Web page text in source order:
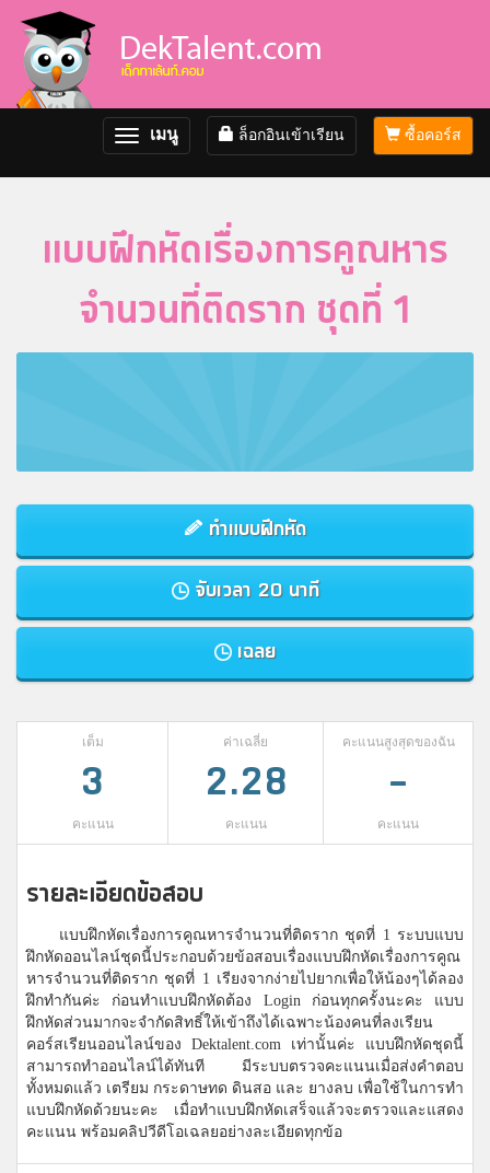
ซื้อคอร์ส
ล็อกอินเข้าเรียน
Toggle
navigation
เมนู
แบบฝึกหัดเรื่องการคูณหาร
จำนวนที่ติดราก ชุดที่ 1
ทำแบบฝึกหัด
จับเวลา 20 นาที
เฉลย
เต็ม
3
คะแนน
ค่าเฉลี่ย
2.28
คะแนน
คะแนนสูงสุดของฉัน
-
คะแนน
รายละเอียดข้อสอบ
แบบฝึกหัดเรื่องการคูณหารจำนวนที่ติดราก ชุดที่ 1 ระบบแบบ
ฝึกหัดออนไลน์ชุดนี้ประกอบด้วยข้อสอบเรื่องแบบฝึกหัดเรื่องการคูณ
หารจำนวนที่ติดราก ชุดที่ 1 เรียงจากง่ายไปยากเพื่อให้น้องๆได้ลอง
ฝึกทำกันค่ะ ก่อนทำแบบฝึกหัดต้อง Login ก่อนทุกครั้งนะคะ แบบ
ฝึกหัดส่วนมากจะจำกัดสิทธิ์ให้เข้าถึงได้เฉพาะน้องคนที่ลงเรียน
คอร์สเรียนออนไลน์ของ Dektalent.com เท่านั้นค่ะ แบบฝึกหัดชุดนี้
สามารถทำออนไลน์ได้ทันที มีระบบตรวจคะแนนเมื่อส่งคำตอบ
ทั้งหมดแล้ว เตรียม กระดาษทด ดินสอ และ ยางลบ เพื่อใช้ในการทำ
แบบฝึกหัดด้วยนะคะ เมื่อทำแบบฝึกหัดเสร็จแล้วจะตรวจและแสดง
คะแนน พร้อมคลิปวีดีโอเฉลยอย่างละเอียดทุกข้อ